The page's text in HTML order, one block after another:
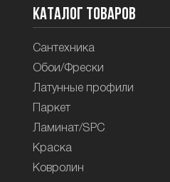
Каталог товаров
Сантехника
Обои/Фрески
Латунные профили
Паркет
Ламинат/SPC
Краска
Ковролин